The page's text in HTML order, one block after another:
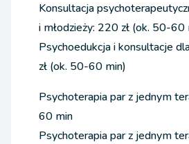
Konsultacja
i młodzieży: 220 zł (ok. 50-60
Psychoedukcja i konsultacje
zł (ok. 50-60 min)
Psychoterapia par z jednym
60 min
Psychoterapia par z jednym